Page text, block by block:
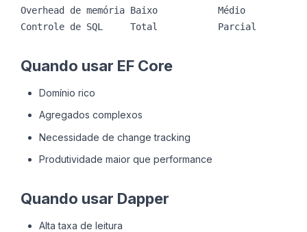
Overhead de memória	Baixo			Médio
Controle de SQL		Total			Parcial
Quando usar EF Core
Domínio rico
Agregados complexos
Necessidade de change tracking
Produtividade maior que performance
Quando usar Dapper
Alta taxa de leitura